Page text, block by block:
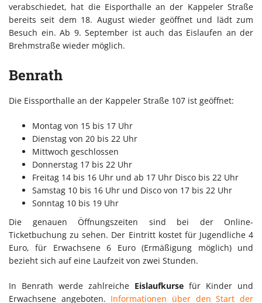
verabschiedet, hat die Eisporthalle an der Kappeler Straße
bereits seit dem 18. August wieder geöffnet und lädt zum
Besuch ein. Ab 9. September ist auch das Eislaufen an der
Brehmstraße wieder möglich.
Benrath
Die Eissporthalle an der Kappeler Straße 107 ist geöffnet:
Montag von 15 bis 17 Uhr
Dienstag von 20 bis 22 Uhr
Mittwoch geschlossen
Donnerstag 17 bis 22 Uhr
Freitag 14 bis 16 Uhr und ab 17 Uhr Disco bis 22 Uhr
Samstag 10 bis 16 Uhr und Disco von 17 bis 22 Uhr
Sonntag 10 bis 19 Uhr
Die genauen Öffnungszeiten sind bei der Online-
Ticketbuchung zu sehen. Der Eintritt kostet für Jugendliche 4
Euro, für Erwachsene 6 Euro (Ermäßigung möglich) und
bezieht sich auf eine Laufzeit von zwei Stunden.
In Benrath werde zahlreiche Eislaufkurse für Kinder und
Erwachsene angeboten. Informationen über den Start der